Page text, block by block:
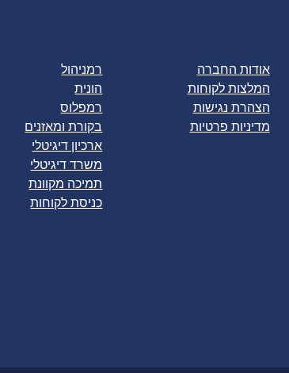
אודות החברה
המלצות לקוחות
הצהרת נגישות
מדיניות פרטיות
רמניהול
הונית
רמפלוס
בקורת ומאזנים
ארכיון דיגיטלי
משרד דיגיטלי
תמיכה מקוונת
כניסת לקוחות